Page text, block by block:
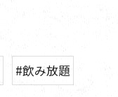
#飲み放題